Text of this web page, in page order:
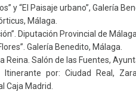
y “El Paisaje urbano”, Galería
Málaga.
Diputación Provincial de Málaga.
Galería Benedito, Málaga.
Reina. Salón de las Fuentes,
Itinerante por: Ciudad Real,
Caja Madrid.